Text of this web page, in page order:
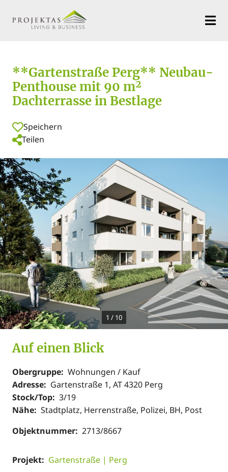
**Gartenstraße Perg** Neubau-
Penthouse mit 90 m²
Dachterrasse in Bestlage
Speichern
Teilen
1 / 10
Auf einen Blick
Obergruppe: Wohnungen / Kauf
Adresse: Gartenstraße 1, AT 4320 Perg
Stock/Top: 3/19
Nähe: Stadtplatz, Herrenstraße, Polizei, BH, Post
Objektnummer: 2713/8667
Projekt: Gartenstraße | Perg